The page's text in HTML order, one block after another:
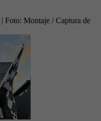
| Foto: Montaje / Captura de